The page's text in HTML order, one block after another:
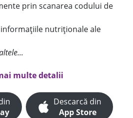
prin scanarea codului de
nutriționale ale
multe detalii
Descarcă din
App Store